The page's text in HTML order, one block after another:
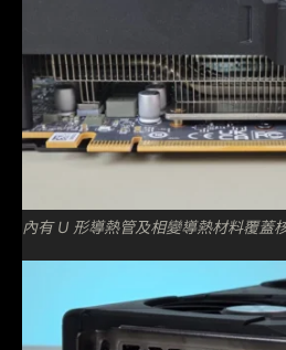
內有 U 形導熱管及相變導熱材料覆蓋